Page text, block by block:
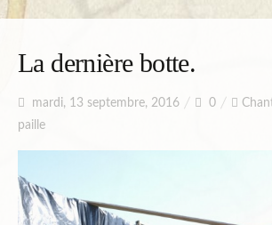
La dernière botte.
mardi, 13 septembre, 2016 0
paille